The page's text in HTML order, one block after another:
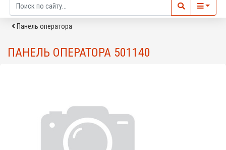
Панель оператора
ПАНЕЛЬ ОПЕРАТОРА 501140